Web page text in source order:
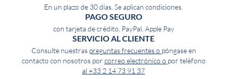
En un plazo de 30 días. Se aplican condiciones.
PAGO SEGURO
con tarjeta de crédito, PayPal, Apple Pay
SERVICIO AL CLIENTE
Consulte nuestras preguntas frecuentes o póngase en
contacto con nosotros por correo electrónico o por teléfono
al +33 2 14 73 91 37